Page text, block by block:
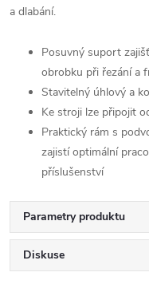
a dlabání.
Posuvný suport
obrobku při řezání a
Stavitelný úhlový a
Ke stroji lze připojit
Praktický rám s
zajistí optimální
příslušenství
Parametry produktu
Diskuse